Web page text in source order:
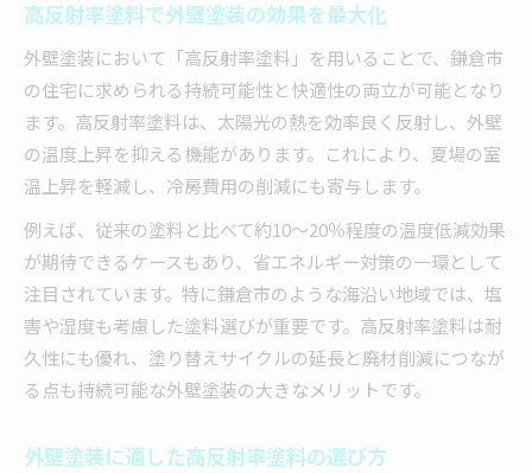
高反射率塗料で外壁塗装の効果を最大化
外壁塗装において「高反射率塗料」を用いることで、鎌倉市
の住宅に求められる持続可能性と快適性の両立が可能となり
ます。高反射率塗料は、太陽光の熱を効率良く反射し、外壁
の温度上昇を抑える機能があります。これにより、夏場の室
温上昇を軽減し、冷房費用の削減にも寄与します。
例えば、従来の塗料と比べて約10〜20％程度の温度低減効果
が期待できるケースもあり、省エネルギー対策の一環として
注目されています。特に鎌倉市のような海沿い地域では、塩
害や湿度も考慮した塗料選びが重要です。高反射率塗料は耐
久性にも優れ、塗り替えサイクルの延長と廃材削減につなが
る点も持続可能な外壁塗装の大きなメリットです。
外壁塗装に適した高反射率塗料の選び方